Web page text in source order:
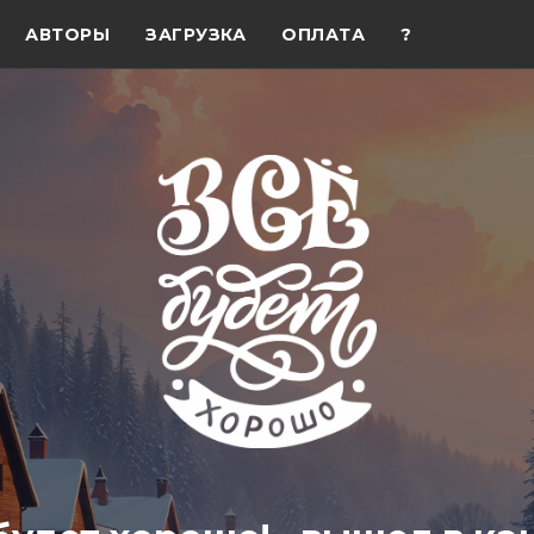
АВТОРЫ ЗАГРУЗКА ОПЛАТА ?